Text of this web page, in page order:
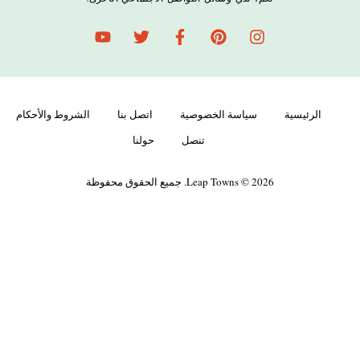
الرئيسية سياسة الخصوصية اتصل بنا
الشروط والأحكام
تنصل
Leap Towns © 2026. جميع الحقوق محفوظة